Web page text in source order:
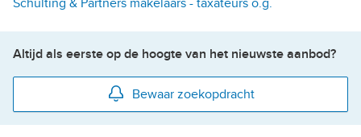
Altijd als eerste op de hoogte van het nieuwste aanbod?
Bewaar zoekopdracht